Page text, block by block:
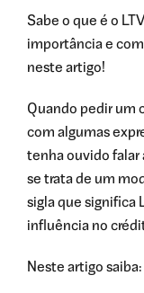
Sabe o que é o
importância e
neste artigo!
Quando pedir um
com algumas
tenha ouvido falar
se trata de um
sigla que significa
influência no
Neste artigo saiba: